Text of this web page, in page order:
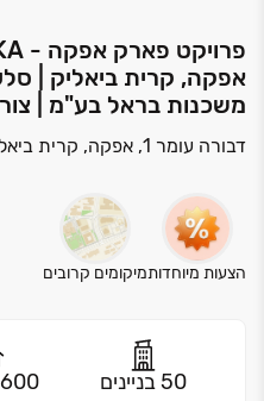
אפקה, קרית ביאליק |
משכנות בראל בע"מ |
דבורה עומר 1, אפקה, קרית ביאליק
הצעות מיוחדותמיקומים קרובים
50 בניינים 1600